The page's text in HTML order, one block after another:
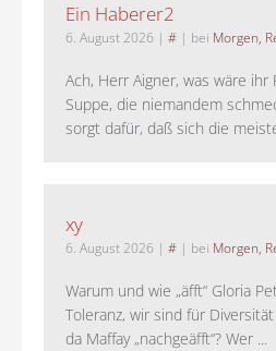
Ein Haberer2
6. August 2026 | # | bei Morgen,
Ach, Herr Aigner, was wäre
Suppe, die niemandem
sorgt dafür, daß sich die
xy
6. August 2026 | # | bei Morgen,
Warum und wie „äfft“ Gloria
Toleranz, wir sind für
da Maffay „nachgeäfft“? Wer ...